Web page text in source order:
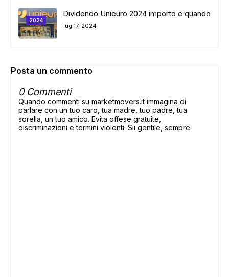
2024
Dividendo Unieuro 2024 importo e quando
lug 17, 2024
Posta un commento
0 Commenti
Quando commenti su marketmovers.it immagina di
parlare con un tuo caro, tua madre, tuo padre, tua
sorella, un tuo amico. Evita offese gratuite,
discriminazioni e termini violenti. Sii gentile, sempre.